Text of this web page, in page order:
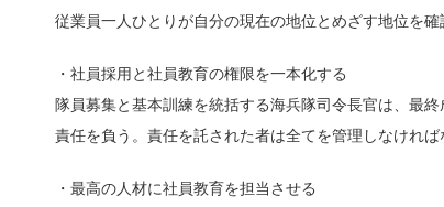
従業員一人ひとりが自分の現在の地位とめざす地位を
・社員採用と社員教育の権限を一本化する
隊員募集と基本訓練を統括する海兵隊司令長官は、最
責任を負う。責任を託された者は全てを管理しなければ
・最高の人材に社員教育を担当させる